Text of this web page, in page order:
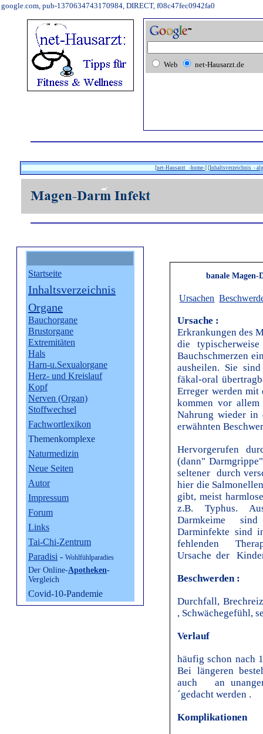
google.com, pub-1370634743170984, DIRECT, f08c47fec0942fa0
Web net-Hausarzt.de
[net-Hausarzt -home-] [Inhaltsverzeichnis -
Startseite
Inhaltsverzeichnis
Organe
Bauchorgane
Brustorgane
Extremitäten
Hals
Harn-u.Sexualorgane
Herz- und Kreislauf
Kopf
Nerven (Organ)
Stoffwechsel
Fachwortlexikon
Themenkomplexe
Naturmedizin
Neue Seiten
Autor
Impressum
Forum
Links
Tai-Chi-Zentrum
Paradisi - Wohlfühlparadies
Der Online-Apotheken-
Vergleich
Covid-10-Pandemie
banale Magen-
Ursachen
Ursache :
Erkrankungen des
die
Bauchschmerzen
ausheilen. Sie
fäkal-oral
Erreger werden mit
kommen vor
Nahrung wieder in
erwähnten
Hervorgerufen
(dann"
seltener durch
hier die
gibt, meist
z.B. Typhus.
Darmkeime
Darminfekte
fehlenden
Ursache der
Beschwerden :
Durchfall,
, Schwächegefühl,
Verlauf
häufig schon nach
Bei längeren
auch an
´gedacht werden .
Komplikationen